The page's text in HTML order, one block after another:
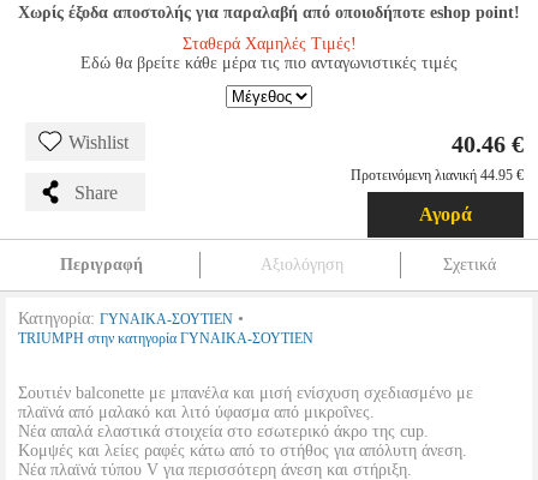
Χωρίς έξοδα αποστολής για παραλαβή από οποιοδήποτε eshop point!
Σταθερά Χαμηλές Τιμές!
Εδώ θα βρείτε κάθε μέρα τις πιο ανταγωνιστικές τιμές
Wishlist
Share
40.46 €
Προτεινόμενη λιανική 44.95 €
Αγορά
Περιγραφή Αξιολόγηση Σχετικά
Κατηγορία: ΓΥΝΑΙΚΑ-ΣΟΥΤΙΕΝ •
TRIUMPH στην κατηγορία ΓΥΝΑΙΚΑ-ΣΟΥΤΙΕΝ
Σουτιέν balconette με μπανέλα και μισή ενίσχυση σχεδιασμένο με
πλαϊνά από μαλακό και λιτό ύφασμα από μικροΐνες.
Νέα απαλά ελαστικά στοιχεία στο εσωτερικό άκρο της cup.
Κομψές και λείες ραφές κάτω από το στήθος για απόλυτη άνεση.
Νέα πλαϊνά τύπου V για περισσότερη άνεση και στήριξη.